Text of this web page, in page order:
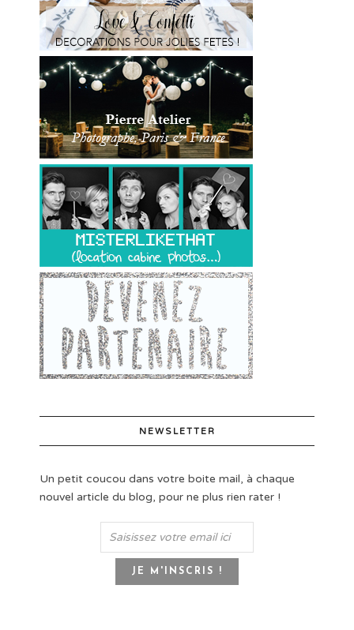
NEWSLETTER
Un petit coucou dans votre boite mail, à chaque
nouvel article du blog, pour ne plus rien rater !